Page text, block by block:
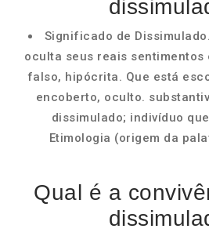
Significado de
oculta seus reais
falso, hipócrita. Que está
encoberto, oculto.
dissimulado; indivíduo
Etimologia (origem da
Qual é a